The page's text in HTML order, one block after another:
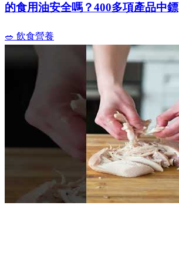
的食用油安全嗎？400多項產品中鏢
🥗 飲食營養